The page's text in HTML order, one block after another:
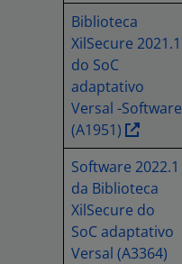
Biblioteca
XilSecure 2021.1
do SoC
adaptativo
Versal -Software
(A1951)
Software 2022.1
da Biblioteca
XilSecure do
SoC adaptativo
Versal (A3364)